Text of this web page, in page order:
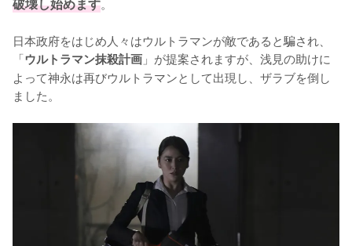
日本政府をはじめ人々はウルトラマンが敵であると騙され、
「ウルトラマン抹殺計画 」が提案されますが、浅見の助けに
よって神永は再びウルトラマンとして出現し、ザラブを倒し
ました。